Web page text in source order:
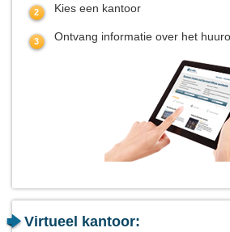
Kies een kantoor
Ontvang informatie over het
Virtueel kantoor: